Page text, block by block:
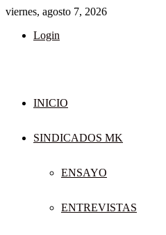
viernes, agosto 7, 2026
Login
INICIO
SINDICADOS MK
ENSAYO
ENTREVISTAS